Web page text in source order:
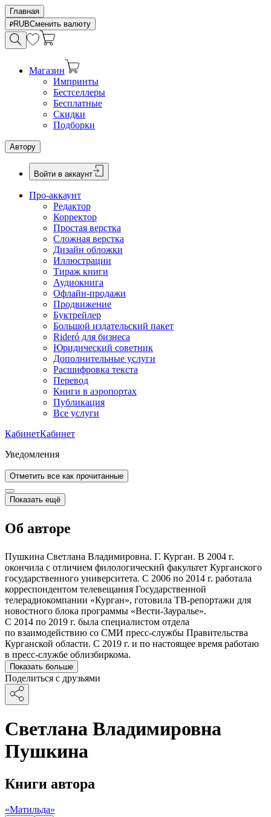
Главная
RUBСменить валюту
Магазин
Импринты
Бестселлеры
Бесплатные
Скидки
Подборки
Автору
Войти в аккаунт
Про-аккаунт
Редактор
Корректор
Простая верстка
Сложная верстка
Дизайн обложки
Иллюстрации
Тираж книги
Аудиокнига
Офлайн-продажи
Продвижение
Буктрейлер
Большой издательский пакет
Rideró для бизнеса
Юридический советник
Дополнительные услуги
Расшифровка текста
Перевод
Книги в аэропортах
Публикация
Все услуги
КабинетКабинет
Уведомления
Отметить все как прочитанные
Показать ещё
Об авторе
Пушкина Светлана Владимировна. Г. Курган. В 2004 г.
окончила с отличием филологический факультет Курганского
государственного университета. С 2006 по 2014 г. работала
корреспондентом телевещания Государственной
телерадиокомпании «Курган», готовила ТВ-репортажи для
новостного блока программы «Вести-Зауралье».
С 2014 по 2019 г. была специалистом отдела
по взаимодействию со СМИ пресс-службы Правительства
Курганской области. С 2019 г. и по настоящее время работаю
в пресс-службе облизбиркома.
Показать больше
Поделиться с друзьями
Светлана Владимировна
Пушкина
Книги автора
«Матильда»